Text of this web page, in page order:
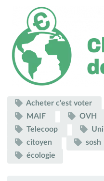
Acheter c'est voter
MAIF
OVH
Telecoop
citoyen
sosh
écologie